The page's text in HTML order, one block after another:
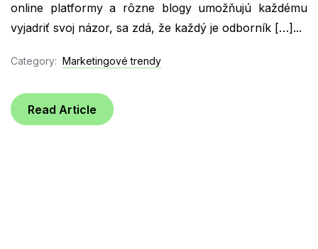
online platformy a rôzne blogy umožňujú každému
vyjadriť svoj názor, sa zdá, že každý je odborník […]...
Category: Marketingové trendy
Read Article